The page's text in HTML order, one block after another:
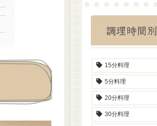
調理時間別
15分料理
5分料理
20分料理
30分料理